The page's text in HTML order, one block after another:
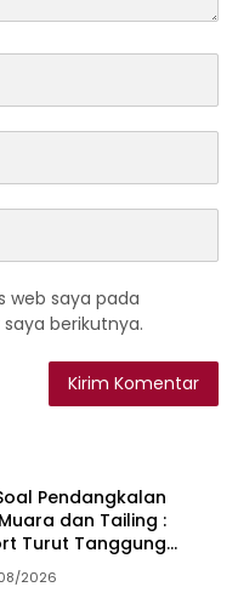
web saya pada
berikutnya.
Pendangkalan
dan Tailing :
Turut Tanggung
Masalah Akses
2026